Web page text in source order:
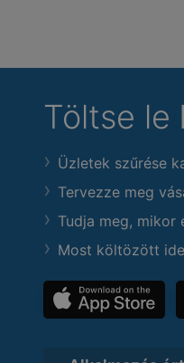
Töltse le
Üzletek szűrése
Tervezze meg
Tudja meg, mikor
Most költözött